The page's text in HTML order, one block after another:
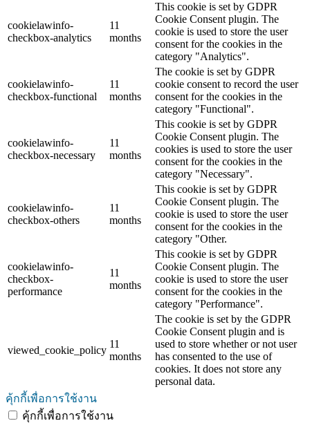
cookielawinfo-
checkbox-analytics
11
months
This cookie is set by GDPR
Cookie Consent plugin. The
cookie is used to store the user
consent for the cookies in the
category "Analytics".
cookielawinfo-
checkbox-functional
11
months
The cookie is set by GDPR
cookie consent to record the user
consent for the cookies in the
category "Functional".
cookielawinfo-
checkbox-necessary
11
months
This cookie is set by GDPR
Cookie Consent plugin. The
cookies is used to store the user
consent for the cookies in the
category "Necessary".
cookielawinfo-
checkbox-others
11
months
This cookie is set by GDPR
Cookie Consent plugin. The
cookie is used to store the user
consent for the cookies in the
category "Other.
cookielawinfo-
checkbox-
performance
11
months
This cookie is set by GDPR
Cookie Consent plugin. The
cookie is used to store the user
consent for the cookies in the
category "Performance".
viewed_cookie_policy
11
months
The cookie is set by the GDPR
Cookie Consent plugin and is
used to store whether or not user
has consented to the use of
cookies. It does not store any
personal data.
คุ้กกี้เพื่อการใช้งาน
คุ้กกี้เพื่อการใช้งาน